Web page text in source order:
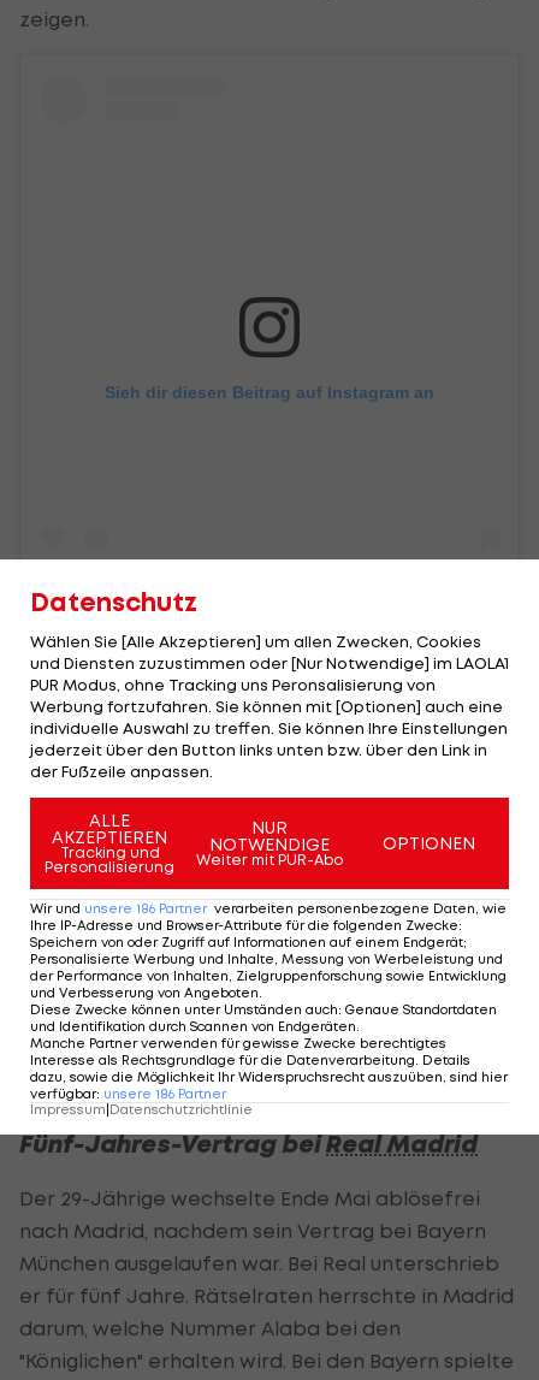
zeigen.
Sieh dir diesen Beitrag auf Instagram an
Ein Beitrag geteilt von David Alaba (@da_27)
Highlights: Nach frühem Rückstand:
Austria Salzburg schießt die Vienna ab
Fußball - ADMIRAL 2. Liga
Highlights:
Wie die spanische Sport-Tageszeitung "Marca"
schrieb, könnte der Verteidiger bereits am
Dienstagabend an der Trainingseinheit unter
Carlo Ancelotti teilnehmen. Alaba postete ein
Foto, dass ihn im Flieger nach Madrid zeigte.
Fünf-Jahres-Vertrag beiReal Madrid
Der 29-Jährige wechselte Ende Mai ablösefrei
nach Madrid, nachdem sein Vertrag bei Bayern
München ausgelaufen war. Bei Real unterschrieb
er für fünf Jahre. Rätselraten herrschte in Madrid
darum, welche Nummer Alaba bei den
"Königlichen" erhalten wird. Bei den Bayern spielte
Datenschutz
Wählen Sie [Alle Akzeptieren] um allen Zwecken, Cookies
und Diensten zuzustimmen oder [Nur Notwendige] im LAOLA1
PUR Modus, ohne Tracking uns Peronsalisierung von
Werbung fortzufahren. Sie können mit [Optionen] auch eine
individuelle Auswahl zu treffen. Sie können Ihre Einstellungen
jederzeit über den Button links unten bzw. über den Link in
der Fußzeile anpassen.
ALLE
AKZEPTIEREN
Tracking und
Personalisierung
NUR
NOTWENDIGE
Weiter mit PUR-Abo
OPTIONEN
Wir und unsere 186 Partner verarbeiten personenbezogene Daten, wie
Ihre IP-Adresse und Browser-Attribute für die folgenden Zwecke:
Speichern von oder Zugriff auf Informationen auf einem Endgerät;
Personalisierte Werbung und Inhalte, Messung von Werbeleistung und
der Performance von Inhalten, Zielgruppenforschung sowie Entwicklung
und Verbesserung von Angeboten.
Diese Zwecke können unter Umständen auch: Genaue Standortdaten
und Identifikation durch Scannen von Endgeräten.
Manche Partner verwenden für gewisse Zwecke berechtigtes
Interesse als Rechtsgrundlage für die Datenverarbeitung. Details
dazu, sowie die Möglichkeit Ihr Widerspruchsrecht auszuüben, sind hier
verfügbar: unsere 186 Partner
Impressum Datenschutzrichtlinie